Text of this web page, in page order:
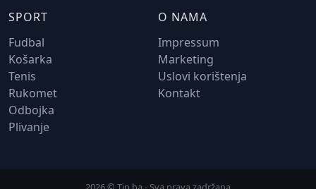
SPORT
Fudbal
Košarka
Tenis
Rukomet
Odbojka
Plivanje
O NAMA
Impressum
Marketing
Uslovi korištenja
Kontakt